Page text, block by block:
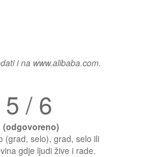
i na www.alibaba.com.
/ 6
(odgovoreno)
(grad, selo), grad, selo ili
gdje ljudi žive i rade.